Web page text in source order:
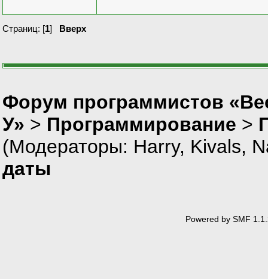
Страниц: [1] Вверх
Форум программистов
У» > Программирование >
(Модераторы: Harry, Kivals,
даты
Powered by SMF